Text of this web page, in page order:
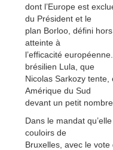
dont l’Europe est
du Président et le
plan Borloo, défini
atteinte à
l’efficacité
brésilien Lula, que
Nicolas Sarkozy
Amérique du Sud
devant un petit
Dans le mandat
couloirs de
Bruxelles, avec le